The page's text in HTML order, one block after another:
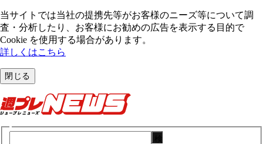
当サイトでは当社の提携先等がお客様のニーズ等について調
査・分析したり、お客様にお勧めの広告を表⽰する⽬的で
Cookie を使⽤する場合があります。
詳しくはこちら
閉じる